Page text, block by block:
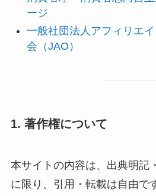
ージ
一般社団法人アフィリエ
会（JAO）
1. 著作権について
本サイトの内容は、出典明記
に限り、引用・転載は自由で